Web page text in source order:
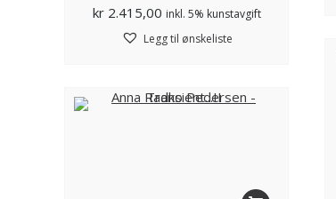
kr2.415,00 inkl. 5% kunstavgift
Legg til ønskeliste